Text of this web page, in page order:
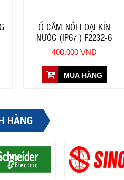
Ổ CẮM NỐI LOẠI KÍN
NƯỚC (IP67 ) F2232-6
400.000 VNĐ
MUA HÀNG
HÀNG